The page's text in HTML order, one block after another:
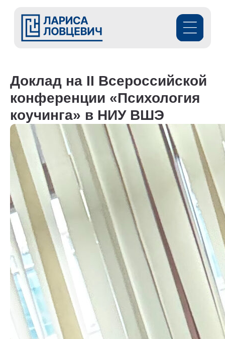
Доклад на II Всероссийской
конференции «Психология
коучинга» в НИУ ВШЭ